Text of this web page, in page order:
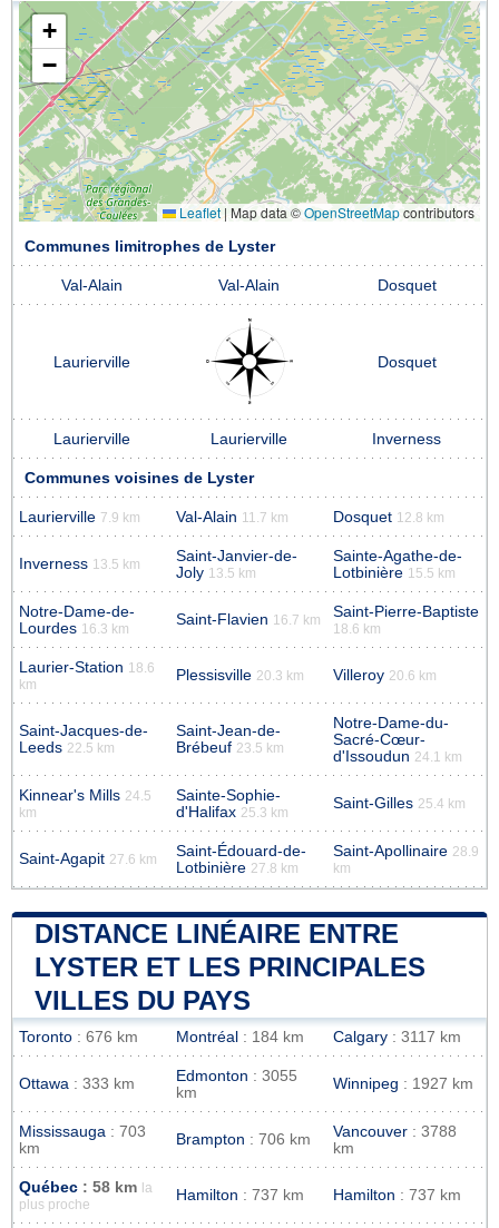
+
−
Leaflet | Map data ©OpenStreetMapcontributors
Communes limitrophes de Lyster
Val-Alain Val-Alain Dosquet
Laurierville Dosquet
Laurierville Laurierville Inverness
Communes voisines de Lyster
Laurierville 7.9 km Val-Alain 11.7 km Dosquet 12.8 km
Inverness 13.5 km
Saint-Janvier-de-
Joly 13.5 km
Sainte-Agathe-de-
Lotbinière 15.5 km
Notre-Dame-de-
Lourdes 16.3 km
Saint-Flavien 16.7 km Saint-Pierre-Baptiste
18.6 km
Laurier-Station 18.6
km
Plessisville 20.3 km Villeroy 20.6 km
Saint-Jacques-de-
Leeds 22.5 km
Saint-Jean-de-
Brébeuf 23.5 km
Notre-Dame-du-
Sacré-Cœur-
d'Issoudun 24.1 km
Kinnear's Mills 24.5
km
Sainte-Sophie-
d'Halifax 25.3 km
Saint-Gilles 25.4 km
Saint-Agapit 27.6 km
Saint-Édouard-de-
Lotbinière 27.8 km
Saint-Apollinaire 28.9
km
DISTANCE LINÉAIRE ENTRE
LYSTER ET LES PRINCIPALES
VILLES DU PAYS
Toronto : 676 km Montréal : 184 km Calgary : 3117 km
Ottawa : 333 km Edmonton : 3055
km
Winnipeg : 1927 km
Mississauga : 703
km
Brampton : 706 km Vancouver : 3788
km
Québec : 58 km
la
plus proche
Hamilton : 737 km Hamilton : 737 km